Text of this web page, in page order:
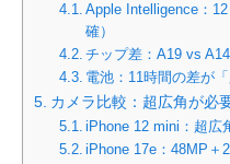
Apple Intelligence：
確）
チップ差：A19 vs
電池：11時間の差が
カメラ比較：超広角が必
iPhone 12 mini：超広
iPhone 17e：48MP＋